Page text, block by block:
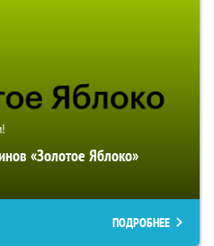
«Золотое Яблоко»
ПОДРОБНЕЕ